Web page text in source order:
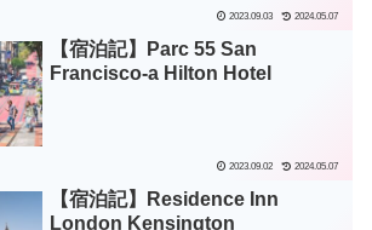
2023.09.03 2024.05.07
【宿泊記】Parc 55 San
Francisco-a Hilton Hotel
2023.09.02 2024.05.07
【宿泊記】Residence Inn
London Kensington